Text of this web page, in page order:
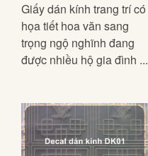
Giấy dán kính trang trí có
họa tiết hoa văn sang
trọng ngộ nghĩnh đang
được nhiều hộ gia đình ...